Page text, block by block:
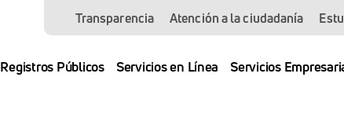
Transparencia Atención a la ciudadanía
Registros Públicos Servicios en Línea Servicios